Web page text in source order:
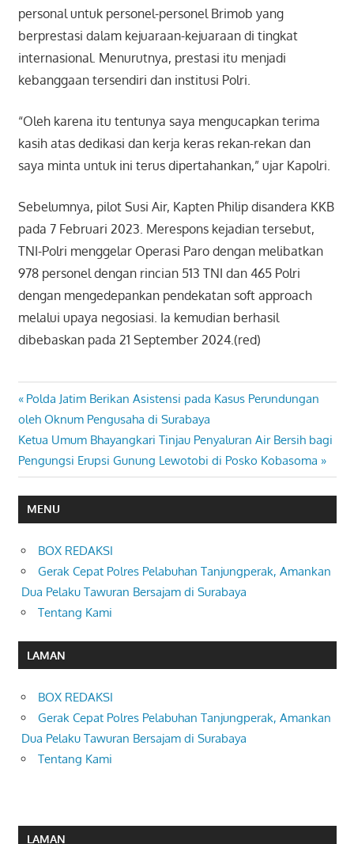
personal untuk personel-personel Brimob yang
berprestasi dalam kejuaraan-kejuaraan di tingkat
internasional. Menurutnya, prestasi itu menjadi
kebanggaan tersendiri dan institusi Polri.
“Oleh karena itu tentunya saya mengucapkan terima
kasih atas dedikasi dan kerja keras rekan-rekan dan
saya minta untuk ini terus dipertahankan,” ujar Kapolri.
Sebelumnya, pilot Susi Air, Kapten Philip disandera KKB
pada 7 Februari 2023. Merespons kejadian tersebut,
TNI-Polri menggelar Operasi Paro dengan melibatkan
978 personel dengan rincian 513 TNI dan 465 Polri
dengan mengedepankan pendekatan soft approach
melalui upaya negosiasi. Ia kemudian berhasil
dibebaskan pada 21 September 2024.(red)
Navigasi
pos
Previous
Post:
Polda Jatim Berikan Asistensi pada Kasus Perundungan
oleh Oknum Pengusaha di Surabaya
Next
Post:
Ketua Umum Bhayangkari Tinjau Penyaluran Air Bersih bagi
Pengungsi Erupsi Gunung Lewotobi di Posko Kobasoma
MENU
BOX REDAKSI
Gerak Cepat Polres Pelabuhan Tanjungperak, Amankan
Dua Pelaku Tawuran Bersajam di Surabaya
Tentang Kami
LAMAN
BOX REDAKSI
Gerak Cepat Polres Pelabuhan Tanjungperak, Amankan
Dua Pelaku Tawuran Bersajam di Surabaya
Tentang Kami
LAMAN